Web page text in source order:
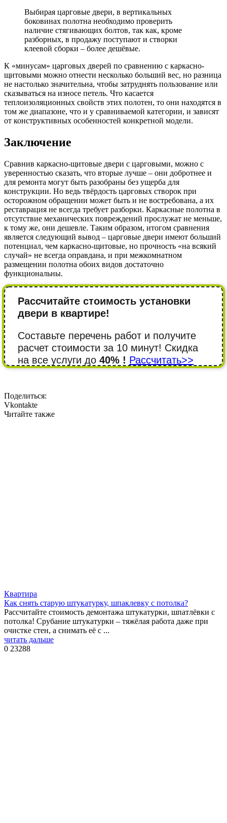
Выбирая царговые двери, в вертикальных
боковинах полотна необходимо проверить
наличие стягивающих болтов, так как, кроме
разборных, в продажу поступают и створки
клеевой сборки – более дешёвые.
К «минусам» царговых дверей по сравнению с каркасно-
щитовыми можно отнести несколько больший вес, но разница
не настолько значительна, чтобы затруднять пользование или
сказываться на износе петель. Что касается
теплоизоляционных свойств этих полотен, то они находятся в
том же диапазоне, что и у сравниваемой категории, и зависят
от конструктивных особенностей конкретной модели.
Заключение
Сравнив каркасно-щитовые двери с царговыми, можно с
уверенностью сказать, что вторые лучше – они добротнее и
для ремонта могут быть разобраны без ущерба для
конструкции. Но ведь твёрдость царговых створок при
осторожном обращении может быть и не востребована, а их
реставрация не всегда требует разборки. Каркасные полотна в
отсутствие механических повреждений прослужат не меньше,
к тому же, они дешевле. Таким образом, итогом сравнения
является следующий вывод – царговые двери имеют больший
потенциал, чем каркасно-щитовые, но прочность «на всякий
случай» не всегда оправдана, и при межкомнатном
размещении полотна обоих видов достаточно
функциональны.
Рассчитайте стоимость установки
двери в квартире!
Составьте перечень работ и получите
расчет стоимости за 10 минут! Cкидка
на все услуги до 40% ! Рассчитать>>
Поделиться:
Vkontakte
Читайте также
Квартира
Как снять старую штукатурку, шпаклевку с потолка?
Рассчитайте стоимость демонтажа штукатурки, шпатлёвки с
потолка! Срубание штукатурки – тяжёлая работа даже при
очистке стен, а снимать её с ...
читать дальше
0 23288